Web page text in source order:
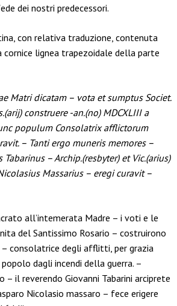
dei nostri predecessori.
con relativa traduzione, contenuta
lignea trapezoidale della parte
Matri dicatam – vota et sumptus Societ.
construere -an.(no) MDCXLIII a
populum Consolatrix afflictorum
– Tanti ergo muneris memores –
Tabarinus – Archip.(resbyter) et Vic.(arius)
Massarius – eregi curavit –
all’intemerata Madre – i voti e le
del Santissimo Rosario – costruirono
– consolatrice degli afflitti, per grazia
dagli incendi della guerra. –
– il reverendo Giovanni Tabarini arciprete
Nicolasio massaro – fece erigere